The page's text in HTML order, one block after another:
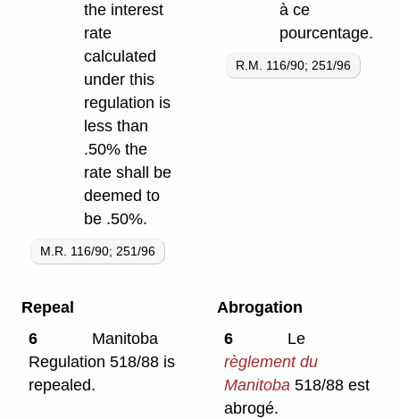
the interest
rate
calculated
under this
regulation is
less than
.50% the
rate shall be
deemed to
be .50%.
M.R. 116/90; 251/96
à ce
pourcentage.
R.M. 116/90; 251/96
Repeal
6
Manitoba
Regulation 518/88 is
repealed.
Abrogation
6
Le
règlement du
Manitoba518/88 est
abrogé.